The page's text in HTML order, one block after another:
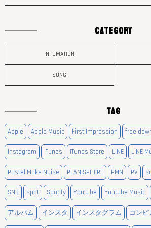
CATEGORY
INFOMATION
SONG
TAG
Apple Apple Music First Impression free
instagram iTunes iTunes Store LINE LINE
Pastel Make Noise PLANISPHERE PMN PV
SNS spot Spotify Youtube Youtube Music
アルバム インスタ インスタグラム コン